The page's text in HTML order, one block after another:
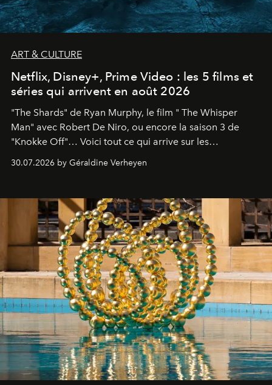
ART & CULTURE
Netflix, Disney+, Prime Video : les 5 films et
séries qui arrivent en août 2026
"The Shards" de Ryan Murphy, le film " The Whisper
Man" avec Robert De Niro, ou encore la saison 3 de
"Knokke Off"… Voici tout ce qui arrive sur les
plateformes de streaming en août 2026.
30.07.2026 by Géraldine Verheyen